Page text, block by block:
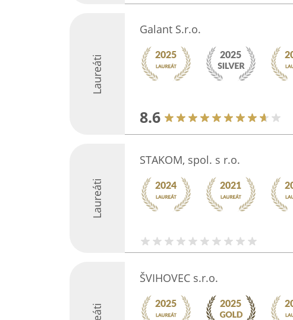
Laureáti
Galant S.r.o.
8.6
Laureáti
STAKOM, spol. s r.o.
ŠVIHOVEC s.r.o.